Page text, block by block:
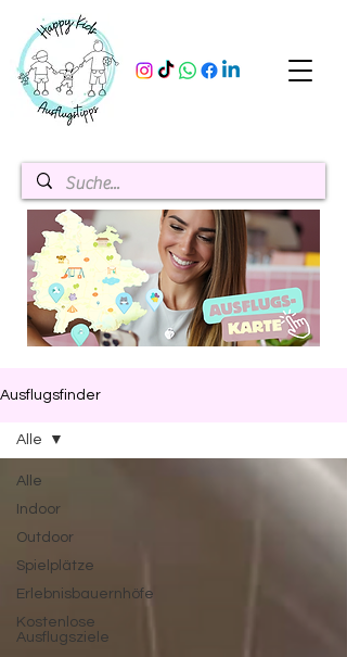
Ausflugsfinder
Alle
Indoor
Outdoor
Spielplätze
Erlebnisbauernhöfe
Kostenlose
Ausflugsziele
Alle